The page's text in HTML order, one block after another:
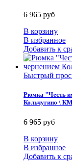
6 965 руб
В корзину
В избранное
Добавить к
Быстрый
Рюмка "Честь
Кольчугино \
6 965 руб
В корзину
В избранное
Добавить к